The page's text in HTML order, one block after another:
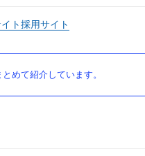
ト採用サイト
めて紹介しています。